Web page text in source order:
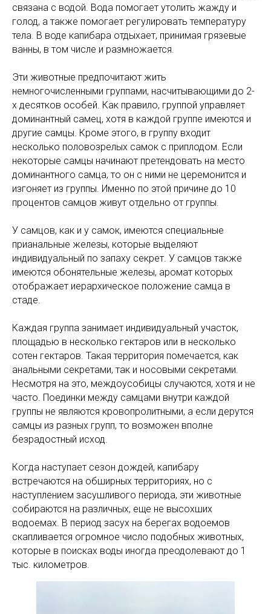
связана с водой. Вода помогает утолить жажду и
голод, а также помогает регулировать температуру
тела. В воде капибара отдыхает, принимая грязевые
ванны, в том числе и размножается.
Эти животные предпочитают жить
немногочисленными группами, насчитывающими до 2-
х десятков особей. Как правило, группой управляет
доминантный самец, хотя в каждой группе имеются и
другие самцы. Кроме этого, в группу входит
несколько половозрелых самок с приплодом. Если
некоторые самцы начинают претендовать на место
доминантного самца, то он с ними не церемонится и
изгоняет из группы. Именно по этой причине до 10
процентов самцов живут отдельно от группы.
У самцов, как и у самок, имеются специальные
прианальные железы, которые выделяют
индивидуальный по запаху секрет. У самцов также
имеются обонятельные железы, аромат которых
отображает иерархическое положение самца в
стаде.
Каждая группа занимает индивидуальный участок,
площадью в несколько гектаров или в несколько
сотен гектаров. Такая территория помечается, как
анальными секретами, так и носовыми секретами.
Несмотря на это, междоусобицы случаются, хотя и не
часто. Поединки между самцами внутри каждой
группы не являются кровопролитными, а если дерутся
самцы из разных групп, то возможен вполне
безрадостный исход.
Когда наступает сезон дождей, капибару
встречаются на обширных территориях, но с
наступлением засушливого периода, эти животные
собираются на различных, еще не высохших
водоемах. В период засух на берегах водоемов
скапливается огромное число подобных животных,
которые в поисках воды иногда преодолевают до 1
тыс. километров.